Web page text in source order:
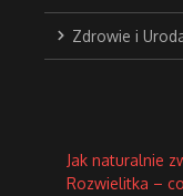
Zdrowie i
Jak naturalnie
Rozwielitka –